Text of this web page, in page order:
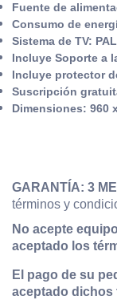
Fuente de
Consumo de
Sistema de TV:
Incluye Soporte a
Incluye protector
Suscripción
Dimensiones: 960
GARANTÍA: 3
términos y
No acepte
aceptado los
El pago de su
aceptado dichos